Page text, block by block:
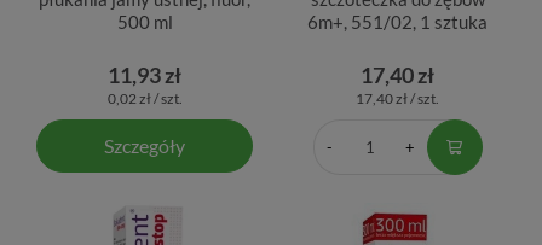
500 ml
11,93 zł
0,02 zł / szt.
Szczegóły
6m+, 551/02, 1 sztuka
17,40 zł
17,40 zł / szt.